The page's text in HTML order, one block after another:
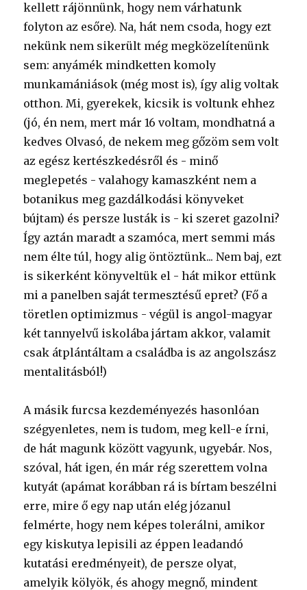
kellett rájönnünk, hogy nem várhatunk
folyton az esőre). Na, hát nem csoda, hogy ezt
nekünk nem sikerült még megközelítenünk
sem: anyámék mindketten komoly
munkamániások (még most is), így alig voltak
otthon. Mi, gyerekek, kicsik is voltunk ehhez
(jó, én nem, mert már 16 voltam, mondhatná a
kedves Olvasó, de nekem meg gőzöm sem volt
az egész kertészkedésről és - minő
meglepetés - valahogy kamaszként nem a
botanikus meg gazdálkodási könyveket
bújtam) és persze lusták is - ki szeret gazolni?
Így aztán maradt a szamóca, mert semmi más
nem élte túl, hogy alig öntöztünk... Nem baj, ezt
is sikerként könyveltük el - hát mikor ettünk
mi a panelben saját termesztésű epret? (Fő a
töretlen optimizmus - végül is angol-magyar
két tannyelvű iskolába jártam akkor, valamit
csak átplántáltam a családba is az angolszász
mentalitásból!)
A másik furcsa kezdeményezés hasonlóan
szégyenletes, nem is tudom, meg kell-e írni,
de hát magunk között vagyunk, ugyebár. Nos,
szóval, hát igen, én már rég szerettem volna
kutyát (apámat korábban rá is bírtam beszélni
erre, mire ő egy nap után elég józanul
felmérte, hogy nem képes tolerálni, amikor
egy kiskutya lepisili az éppen leadandó
kutatási eredményeit), de persze olyat,
amelyik kölyök, és ahogy megnő, mindent